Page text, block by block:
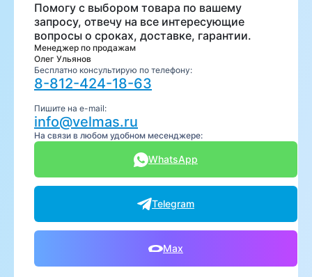
Помогу с выбором товара по вашему
запросу, отвечу на все интересующие
вопросы о сроках, доставке, гарантии.
Менеджер по продажам
Олег Ульянов
Бесплатно консультирую по телефону:
8-812-424-18-63
Пишите на e-mail:
info@velmas.ru
На связи в любом удобном месенджере:
WhatsApp
Telegram
Max